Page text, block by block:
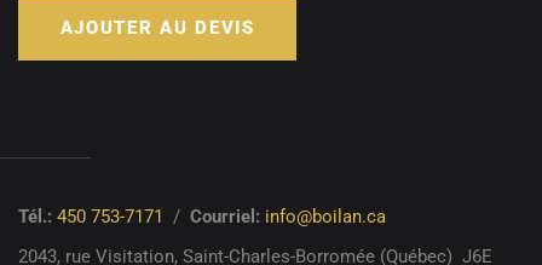
AJOUTER AU DEVIS
Tél.: 450 753-7171 / Courriel: info@boilan.ca
2043, rue Visitation, Saint-Charles-Borromée (Québec) J6E